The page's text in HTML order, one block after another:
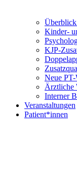
Kinder-
KJP-
Neue
Ärztliche
Interner
Veranstaltungen
Patient*innen